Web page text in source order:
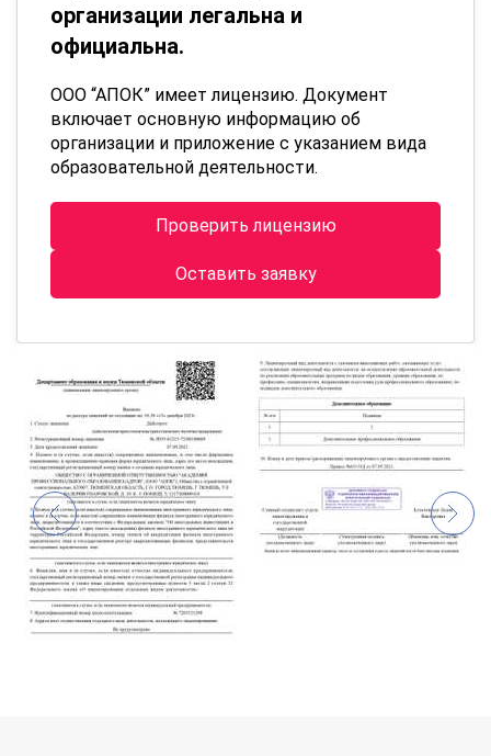
организации легальна и
официальна.
ООО “АПОК” имеет лицензию. Документ
включает основную информацию об
организации и приложение с указанием вида
образовательной деятельности.
Проверить лицензию
Оставить заявку